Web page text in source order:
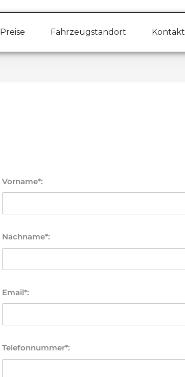
Preise Fahrzeugstandort Kontakt
Vorname*:
Nachname*:
Email*:
Telefonnummer*: